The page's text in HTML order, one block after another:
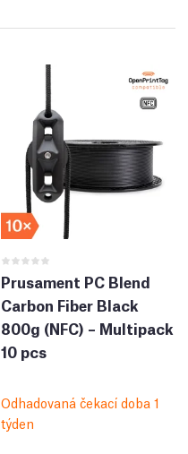
Prusament PC Blend
Carbon Fiber Black
800g (NFC) – Multipack
10 pcs
Odhadovaná čekací doba 1
týden